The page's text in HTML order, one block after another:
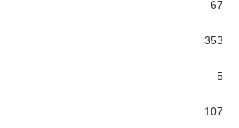
67
353
5
107